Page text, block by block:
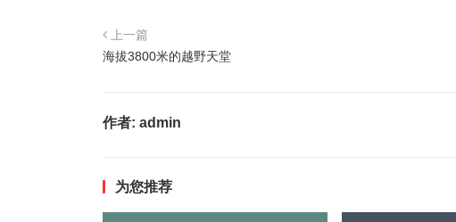
上一篇
海拔3800米的越野天堂
作者: admin
为您推荐